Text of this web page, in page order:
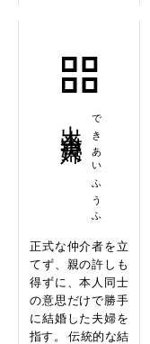
できあいふうふ
正式な仲介者を立
てず、親の許しも
得ずに、本人同士
の意思だけで勝手
に結婚した夫婦を
指す。 伝統的な結